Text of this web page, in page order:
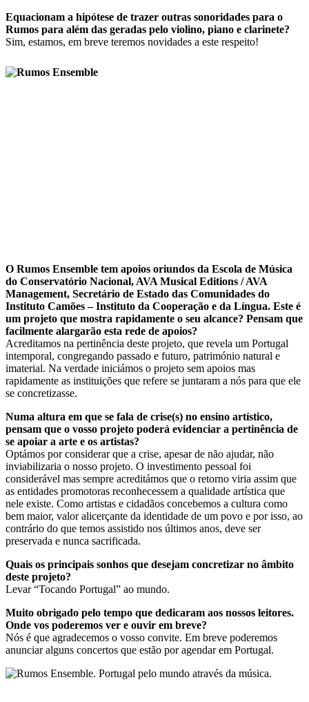
Equacionam a hipótese de trazer outras sonoridades para o
Rumos para além das geradas pelo violino, piano e clarinete?
Sim, estamos, em breve teremos novidades a este respeito!
O Rumos Ensemble tem apoios oriundos da Escola de Música
do Conservatório Nacional, AVA Musical Editions / AVA
Management, Secretário de Estado das Comunidades do
Instituto Camões – Instituto da Cooperação e da Língua. Este é
um projeto que mostra rapidamente o seu alcance? Pensam que
facilmente alargarão esta rede de apoios?
Acreditamos na pertinência deste projeto, que revela um Portugal
intemporal, congregando passado e futuro, património natural e
imaterial. Na verdade iniciámos o projeto sem apoios mas
rapidamente as instituições que refere se juntaram a nós para que ele
se concretizasse.
Numa altura em que se fala de crise(s) no ensino artístico,
pensam que o vosso projeto poderá evidenciar a pertinência de
se apoiar a arte e os artistas?
Optámos por considerar que a crise, apesar de não ajudar, não
inviabilizaria o nosso projeto. O investimento pessoal foi
considerável mas sempre acreditámos que o retorno viria assim que
as entidades promotoras reconhecessem a qualidade artística que
nele existe. Como artistas e cidadãos concebemos a cultura como
bem maior, valor alicerçante da identidade de um povo e por isso, ao
contrário do que temos assistido nos últimos anos, deve ser
preservada e nunca sacrificada.
Quais os principais sonhos que desejam concretizar no âmbito
deste projeto?
Levar “Tocando Portugal” ao mundo.
Muito obrigado pelo tempo que dedicaram aos nossos leitores.
Onde vos poderemos ver e ouvir em breve?
Nós é que agradecemos o vosso convite. Em breve poderemos
anunciar alguns concertos que estão por agendar em Portugal.